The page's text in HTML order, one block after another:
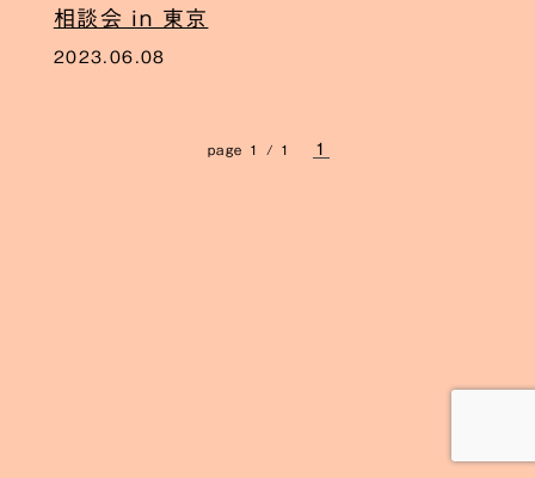
相談会 in 東京
2023.06.08
page 1 / 1 1